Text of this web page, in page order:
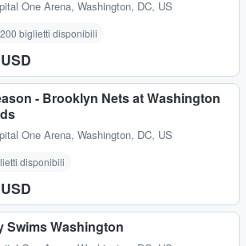
One Arena, Washington, DC, US
biglietti disponibili
- Brooklyn Nets at Washington
One Arena, Washington, DC, US
disponibili
Swims Washington